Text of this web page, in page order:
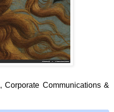
Corporate Communications &